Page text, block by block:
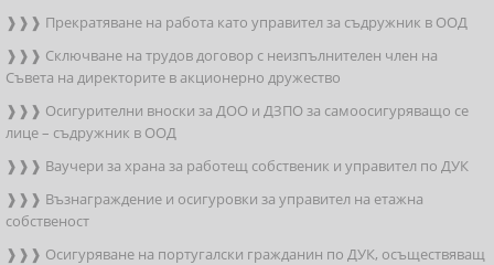
❱❱❱ Прекратяване на работа като управител за съдружник в ООД
❱❱❱ Сключване на трудов договор с неизпълнителен член на
Съвета на директорите в акционерно дружество
❱❱❱ Осигурителни вноски за ДОО и ДЗПО за самоосигуряващо се
лице – съдружник в ООД
❱❱❱ Ваучери за храна за работещ собственик и управител по ДУК
❱❱❱ Възнаграждение и осигуровки за управител на етажна
собственост
❱❱❱ Осигуряване на португалски гражданин по ДУК, осъществяващ